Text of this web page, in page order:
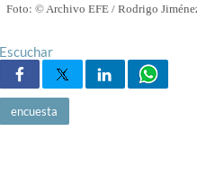
Foto: © Archivo EFE / Rodrigo
Escuchar
encuesta